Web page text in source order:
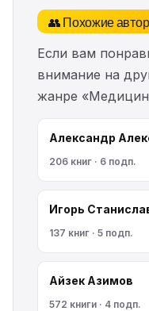
👥 Похожие
Если вам
внимание на
жанре
Александр
206 книг · 6 подп.
Игорь
137 книг · 5 подп.
Айзек Азимов
572 книги · 4 подп.